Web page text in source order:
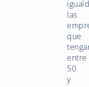
las
que
entre
50
y